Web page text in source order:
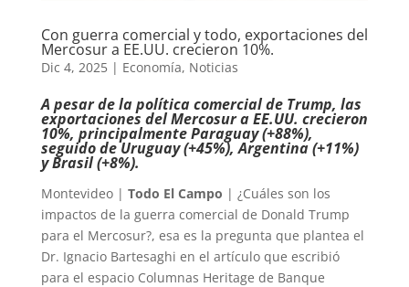
Con guerra comercial y todo, exportaciones del
Mercosur a EE.UU. crecieron 10%.
Dic 4, 2025| Economía, Noticias
A pesar de la política comercial de Trump, las
exportaciones del Mercosur a EE.UU. crecieron
10%, principalmente Paraguay (+88%),
seguido de Uruguay (+45%), Argentina (+11%)
y Brasil (+8%).
Montevideo | Todo El Campo | ¿Cuáles son los
impactos de la guerra comercial de Donald Trump
para el Mercosur?, esa es la pregunta que plantea el
Dr. Ignacio Bartesaghi en el artículo que escribió
para el espacio Columnas Heritage de Banque